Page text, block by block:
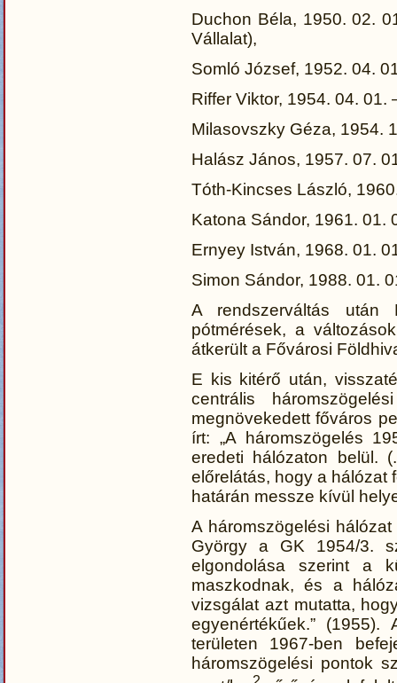
Duchon Béla, 1950. 02.
Vállalat),
Somló József, 1952. 04.
Riffer Viktor, 1954. 04. 01.
Milasovszky Géza, 1954.
Halász János, 1957. 07.
Tóth-Kincses László,
Katona Sándor, 1961. 01.
Ernyey István, 1968. 01.
Simon Sándor, 1988. 01.
A rendszerváltás után
pótmérések, a
átkerült a Fővárosi
E kis kitérő után,
centrális
megnövekedett főváros
írt: „A háromszögelés
eredeti hálózaton belül.
előrelátás, hogy a hálózat
határán messze kívül
A háromszögelési
György a GK 1954/3.
elgondolása szerint a
maszkodnak, és a
vizsgálat azt mutatta,
egyenértékűek.”
területen 1967-ben
háromszögelési pontok